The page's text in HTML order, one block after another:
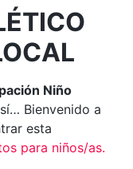
Niño
Bienvenido a
esta
para niños/as.